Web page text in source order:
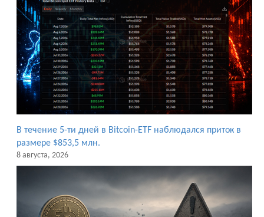
В течение 5-ти дней в Bitcoin-ETF наблюдался приток в
размере $853,5 млн.
8 августа, 2026